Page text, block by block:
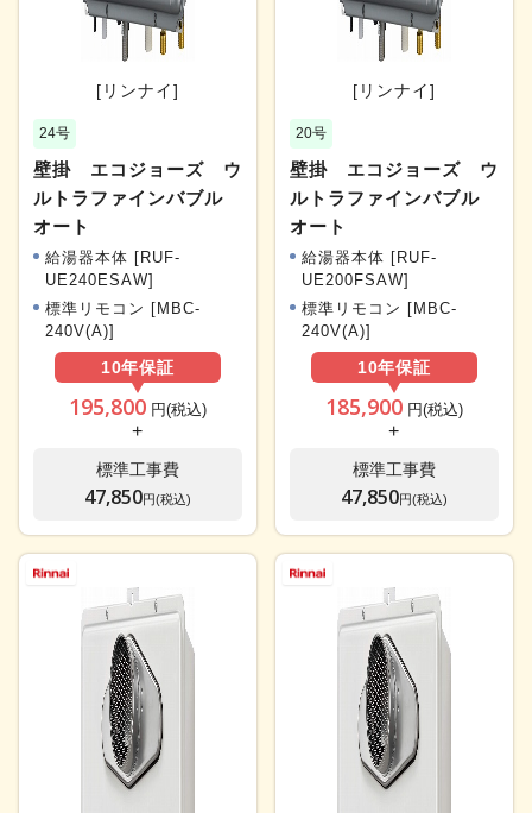
[リンナイ]
24号
壁掛 エコジョーズ ウ
ルトラファインバブル
オート
給湯器本体 [RUF-
UE240ESAW]
標準リモコン [MBC-
240V(A)]
10年保証
195,800 円(税込)
+
標準工事費
47,850円(税込)
[リンナイ]
20号
壁掛 エコジョーズ ウ
ルトラファインバブル
オート
給湯器本体 [RUF-
UE200FSAW]
標準リモコン [MBC-
240V(A)]
10年保証
185,900 円(税込)
+
標準工事費
47,850円(税込)